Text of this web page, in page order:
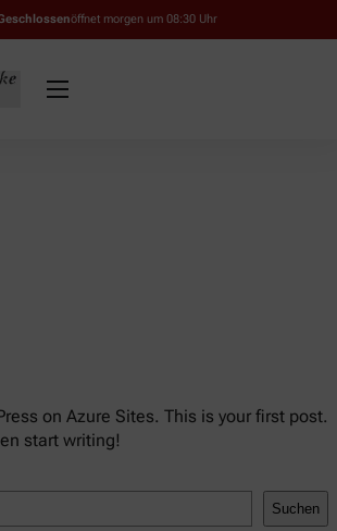
öffnet morgen um 08:30 Uhr
on Azure Sites. This is your first post.
start writing!
Suchen